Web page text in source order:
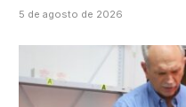
5 de agosto de 2026